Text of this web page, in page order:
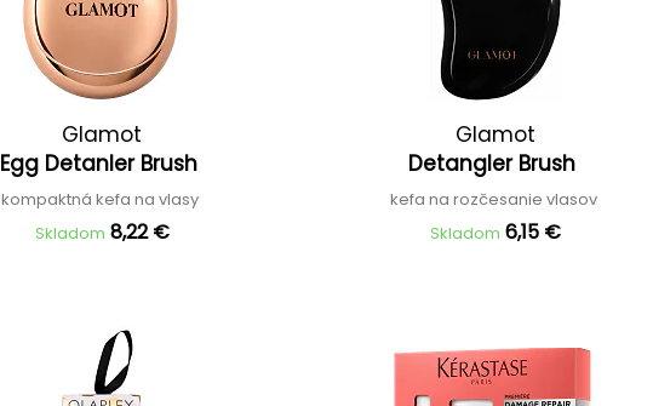
Glamot
Egg Detanler Brush
kompaktná kefa na vlasy
Skladom 8,22 €
Glamot
Detangler Brush
kefa na rozčesanie vlasov
Skladom 6,15 €